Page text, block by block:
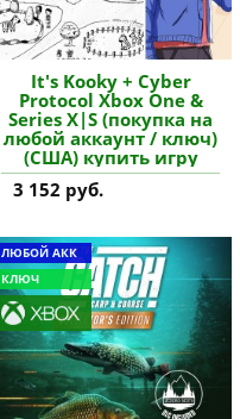
It's Kooky + Cyber
Protocol Xbox One &
Series X|S (покупка на
любой аккаунт / ключ)
(США) купить игру
3 152 руб.
ЛЮБОЙ АКК
КЛЮЧ